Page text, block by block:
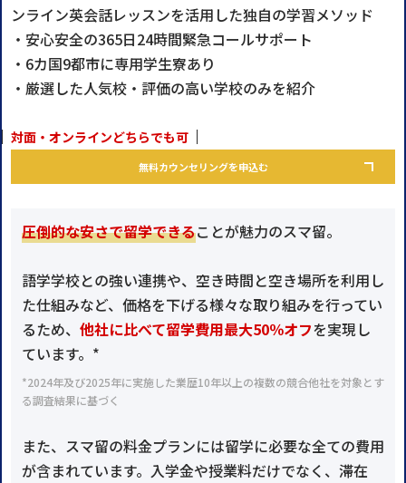
ンライン英会話レッスンを活用した独自の学習メソッド
・安心安全の365日24時間緊急コールサポート
・6カ国9都市に専用学生寮あり
・厳選した人気校・評価の高い学校のみを紹介
対面・オンラインどちらでも可
無料カウンセリングを申込む
圧倒的な安さで留学できることが魅力のスマ留。
語学学校との強い連携や、空き時間と空き場所を利用し
た仕組みなど、価格を下げる様々な取り組みを行ってい
るため、 他社に比べて留学費用最大50％オフを実現し
ています。*
*2024年及び2025年に実施した業歴10年以上の複数の競合他社を対象とす
る調査結果に基づく
また、スマ留の料金プランには留学に必要な全ての費用
が含まれています。入学金や授業料だけでなく、滞在